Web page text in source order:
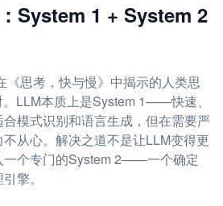
System 1 + System 2
《思考，快与慢》中揭示的人类思
LLM本质上是System 1——快速、
模式识别和语言生成，但在需要严
从心。解决之道不是让LLM变得更
一个专门的System 2——一个确定
擎。